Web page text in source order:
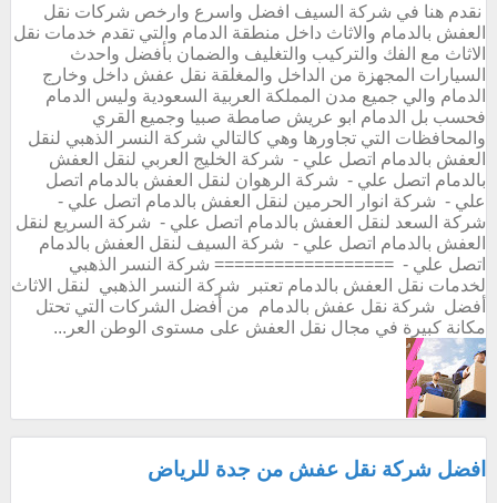
نقدم هنا في شركة السيف افضل واسرع وارخص شركات نقل
العفش بالدمام والاثاث داخل منطقة الدمام والتي تقدم خدمات نقل
الاثاث مع الفك والتركيب والتغليف والضمان بأفضل واحدث
السيارات المجهزة من الداخل والمغلقة نقل عفش داخل وخارج
الدمام والي جميع مدن المملكة العربية السعودية وليس الدمام
فحسب بل الدمام ابو عريش صامطة صبيا وجميع القري
والمحافظات التي تجاورها وهي كالتالي شركة النسر الذهبي لنقل
العفش بالدمام اتصل علي - شركة الخليج العربي لنقل العفش
بالدمام اتصل علي - شركة الرهوان لنقل العفش بالدمام اتصل
علي - شركة انوار الحرمين لنقل العفش بالدمام اتصل علي -
شركة السعد لنقل العفش بالدمام اتصل علي - شركة السريع لنقل
العفش بالدمام اتصل علي - شركة السيف لنقل العفش بالدمام
اتصل علي - ================== شركة النسر الذهبي
لخدمات نقل العفش بالدمام تعتبر شركة النسر الذهبي لنقل الاثاث
أفضل شركة نقل عفش بالدمام من أفضل الشركات التي تحتل
مكانة كبيرة في مجال نقل العفش على مستوى الوطن العر...
افضل شركة نقل عفش من جدة للرياض